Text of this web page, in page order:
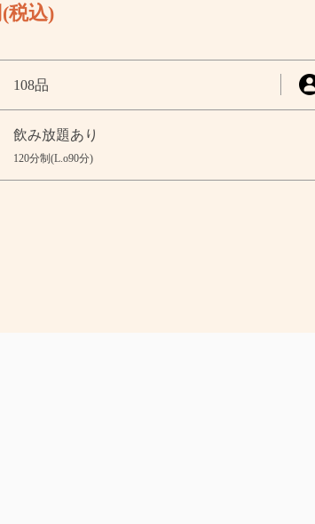
(税込)
108品
飲み放題あり
120分制(L.o90分)